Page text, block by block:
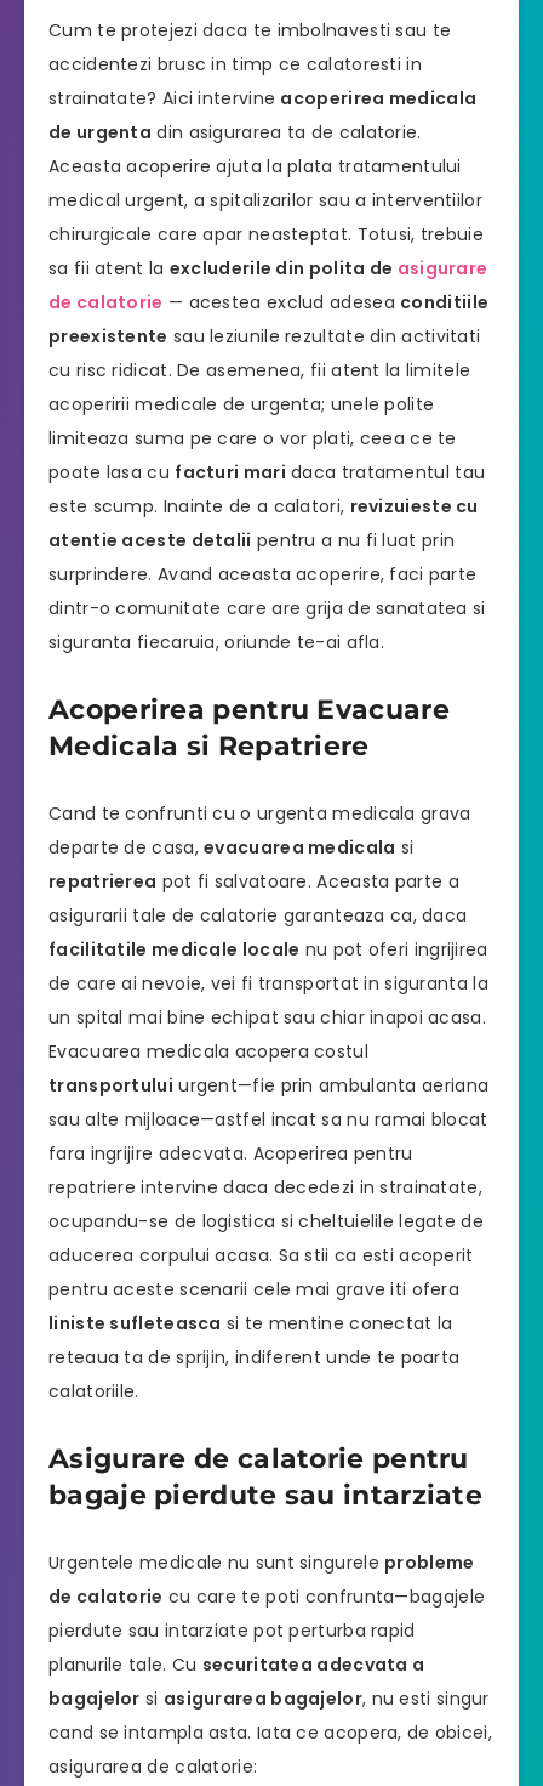
Cum te protejezi daca te imbolnavesti sau te
accidentezi brusc in timp ce calatoresti in
strainatate? Aici intervine acoperirea medicala
de urgenta din asigurarea ta de calatorie.
Aceasta acoperire ajuta la plata tratamentului
medical urgent, a spitalizarilor sau a interventiilor
chirurgicale care apar neasteptat. Totusi, trebuie
sa fii atent la excluderile din polita de asigurare
de calatorie — acestea exclud adesea conditiile
preexistente sau leziunile rezultate din activitati
cu risc ridicat. De asemenea, fii atent la limitele
acoperirii medicale de urgenta; unele polite
limiteaza suma pe care o vor plati, ceea ce te
poate lasa cu facturi mari daca tratamentul tau
este scump. Inainte de a calatori, revizuieste cu
atentie aceste detalii pentru a nu fi luat prin
surprindere. Avand aceasta acoperire, faci parte
dintr-o comunitate care are grija de sanatatea si
siguranta fiecaruia, oriunde te-ai afla.
Acoperirea pentru Evacuare
Medicala si Repatriere
Cand te confrunti cu o urgenta medicala grava
departe de casa,evacuarea medicala si
repatrierea pot fi salvatoare. Aceasta parte a
asigurarii tale de calatorie garanteaza ca, daca
facilitatile medicale locale nu pot oferi ingrijirea
de care ai nevoie, vei fi transportat in siguranta la
un spital mai bine echipat sau chiar inapoi acasa.
Evacuarea medicala acopera costul
transportului urgent—fie prin ambulanta aeriana
sau alte mijloace—astfel incat sa nu ramai blocat
fara ingrijire adecvata. Acoperirea pentru
repatriere intervine daca decedezi in strainatate,
ocupandu-se de logistica si cheltuielile legate de
aducerea corpului acasa. Sa stii ca esti acoperit
pentru aceste scenarii cele mai grave iti ofera
liniste sufleteasca si te mentine conectat la
reteaua ta de sprijin, indiferent unde te poarta
calatoriile.
Asigurare de calatorie pentru
bagaje pierdute sau intarziate
Urgentele medicale nu sunt singurele probleme
de calatorie cu care te poti confrunta—bagajele
pierdute sau intarziate pot perturba rapid
planurile tale. Cu securitatea adecvata a
bagajelor si asigurarea bagajelor, nu esti singur
cand se intampla asta. Iata ce acopera, de obicei,
asigurarea de calatorie: